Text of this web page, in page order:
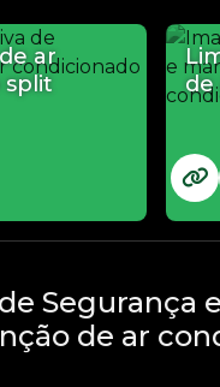
ar
split
de
de ar